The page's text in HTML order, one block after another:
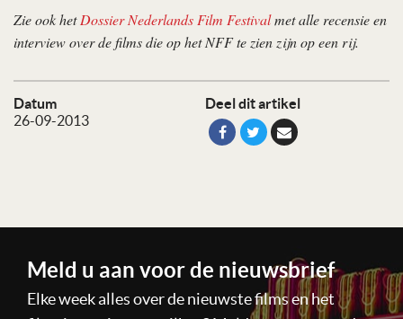
Datum
26-09-2013
Deel dit artikel
Zie ook hetDossier Nederlands Film Festivalmet alle recensie en
interview over de films die op het NFF te zien zijn op een rij.
Meld u aan voor de nieuwsbrief
Elke week alles over de nieuwste films en het